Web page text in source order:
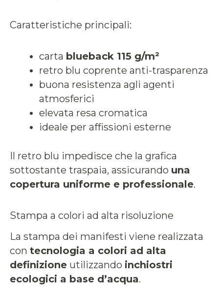
Caratteristiche principali:
carta blueback 115 g/m²
retro blu coprente anti-trasparenza
buona resistenza agli agenti
atmosferici
elevata resa cromatica
ideale per affissioni esterne
Il retro blu impedisce che la grafica
sottostante traspaia, assicurando una
copertura uniforme e professionale.
Stampa a colori ad alta risoluzione
La stampa dei manifesti viene realizzata
con tecnologia a colori ad alta
definizione utilizzando inchiostri
ecologici a base d’acqua.